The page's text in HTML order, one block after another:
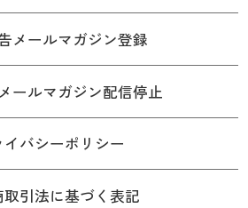
メールマガジン登録
ールマガジン配信停止
イバシーポリシー
引法に基づく表記